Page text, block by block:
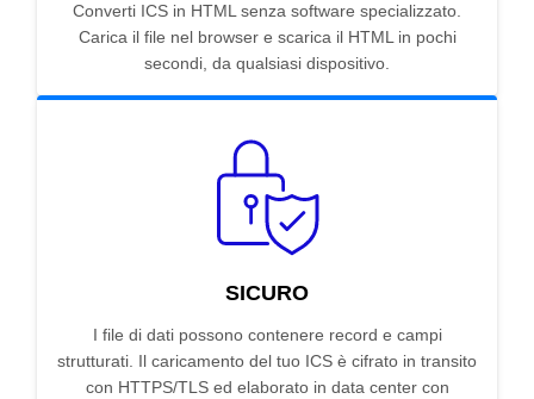
Converti ICS in HTML senza software specializzato.
Carica il file nel browser e scarica il HTML in pochi
secondi, da qualsiasi dispositivo.
SICURO
I file di dati possono contenere record e campi
strutturati. Il caricamento del tuo ICS è cifrato in transito
con HTTPS/TLS ed elaborato in data center con